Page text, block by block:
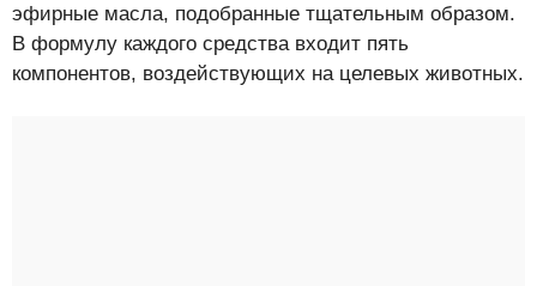
эфирные масла, подобранные тщательным образом.
В формулу каждого средства входит пять
компонентов, воздействующих на целевых животных.